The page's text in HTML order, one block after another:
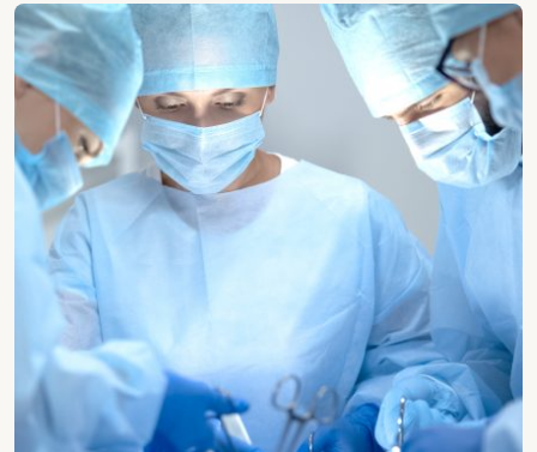
Chirurgia senologica